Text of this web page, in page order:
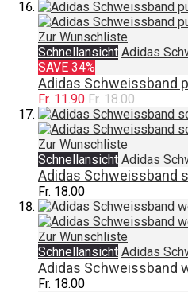
Zur Wunschliste
Schnellansicht Adidas
SAVE 34%
Adidas Schweissband
Fr. 11.90 Fr. 18.00
Zur Wunschliste
Schnellansicht Adidas
Adidas Schweissband
Fr. 18.00
Zur Wunschliste
Schnellansicht Adidas
Adidas Schweissband
Fr. 18.00